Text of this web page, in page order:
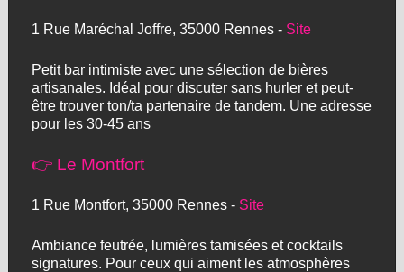
1 Rue Maréchal Joffre, 35000 Rennes - Site
Petit bar intimiste avec une sélection de bières
artisanales. Idéal pour discuter sans hurler et peut-
être trouver ton/ta partenaire de tandem. Une adresse
pour les 30-45 ans
👉 Le Montfort
1 Rue Montfort, 35000 Rennes - Site
Ambiance feutrée, lumières tamisées et cocktails
signatures. Pour ceux qui aiment les atmosphères